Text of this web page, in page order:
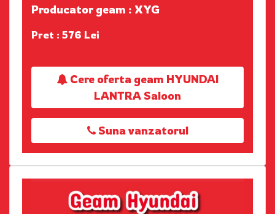
Producator geam : XYG
Pret : 576 Lei
Cere oferta geam HYUNDAI
LANTRA Saloon
Suna vanzatorul